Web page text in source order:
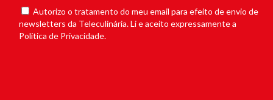
Autorizo o tratamento do meu email para efeito de envio de
newsletters da Teleculinária. Li e aceito expressamente a
Política de Privacidade.